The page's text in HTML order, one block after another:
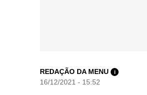
REDAÇÃO DA MENU i
16/12/2021 - 15:52